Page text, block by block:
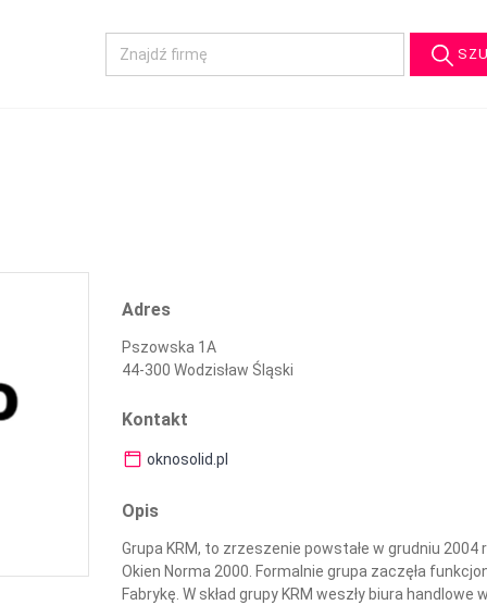
Adres
Pszowska 1A
44-300 Wodzisław Śląski
Kontakt
oknosolid.pl
Opis
Grupa KRM, to zrzeszenie powstałe w grudniu
Okien Norma 2000. Formalnie grupa zaczęła
Fabrykę. W skład grupy KRM weszły biura